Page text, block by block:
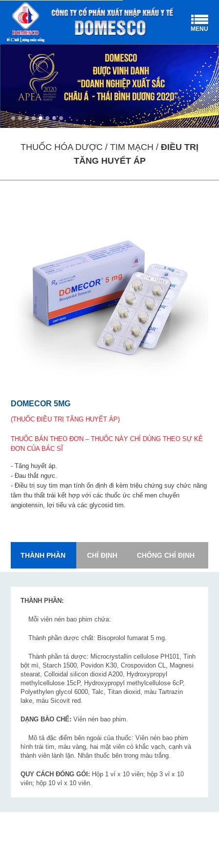
MENU
THUỐC HÓA DƯỢC / TIM MẠCH / ĐIỀU TRỊ
TĂNG HUYẾT ÁP
DOMECOR 5MG
(THUỐC ĐIỀU TRỊ TĂNG HUYẾT ÁP)
THUỐC BÁN THEO ĐƠN – THUỐC NÀY CHỈ DÙNG THEO SỰ KÊ
ĐƠN CỦA BÁC SĨ
- Tăng huyết áp.
- Đau thắt ngực.
- Điều trị suy tim mạn tính ổn định đi kèm triệu chứng suy chức năng
tâm thu thất trái kết hợp với các thuốc ức chế men chuyển
angiotensin, lợi tiểu và các glycosid tim.
THÀNH PHẦN CHỈ ĐỊNH CHỐNG CHỈ ĐỊNH
THÀNH PHẦN:
Mỗi viên nén bao phim chứa:
Thành phần dược chất: Bisoprolol fumarat 5 mg.
Thành phần tá dược: Microcrystallin cellulose PH101, Tinh
bột mì, Starch 1500, Povidon K30, Crospovidon CL, Magnesi
stearat, Colloidal silicon dioxid A200, Hydroxypropyl
methylcellulose 15cP, Hydroxypropyl methylcellulose 6cP,
Polyethylen glycol 6000, Talc, Titan dioxid, màu Tartrazin
lake, màu Sicovit red.
DẠNG BÀO CHẾ: Viên nén bao phim.
Mô tả đặc điểm bên ngoài của thuốc: Viên nén bao phim
hình trái tim, màu vàng, hai mặt viên có khắc vạch, cạnh và
thành viên lành lặn. Nhân thuốc bên trong màu trắng.
QUY CÁCH ĐÓNG GÓI: Hộp 1 vỉ x 10 viên; hộp 3 vỉ x 10
viên; hộp 10 vỉ x 10 viên.